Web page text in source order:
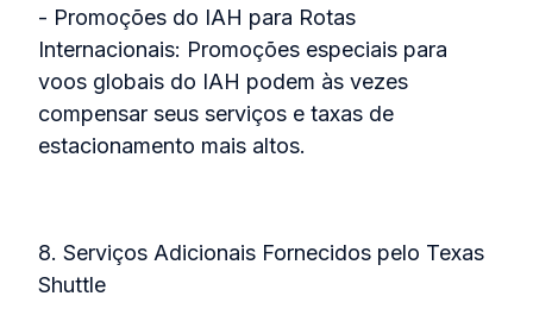
- Promoções do IAH para Rotas
Internacionais: Promoções especiais para
voos globais do IAH podem às vezes
compensar seus serviços e taxas de
estacionamento mais altos.
8. Serviços Adicionais Fornecidos pelo Texas
Shuttle